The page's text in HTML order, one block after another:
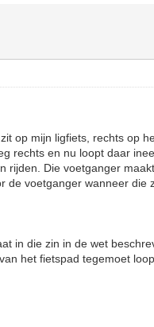
op mijn ligfiets, rechts op
rechts en nu loopt daar
rijden. Die voetganger
de voetganger wanneer die
in die zin in de wet
het fietspad tegemoet